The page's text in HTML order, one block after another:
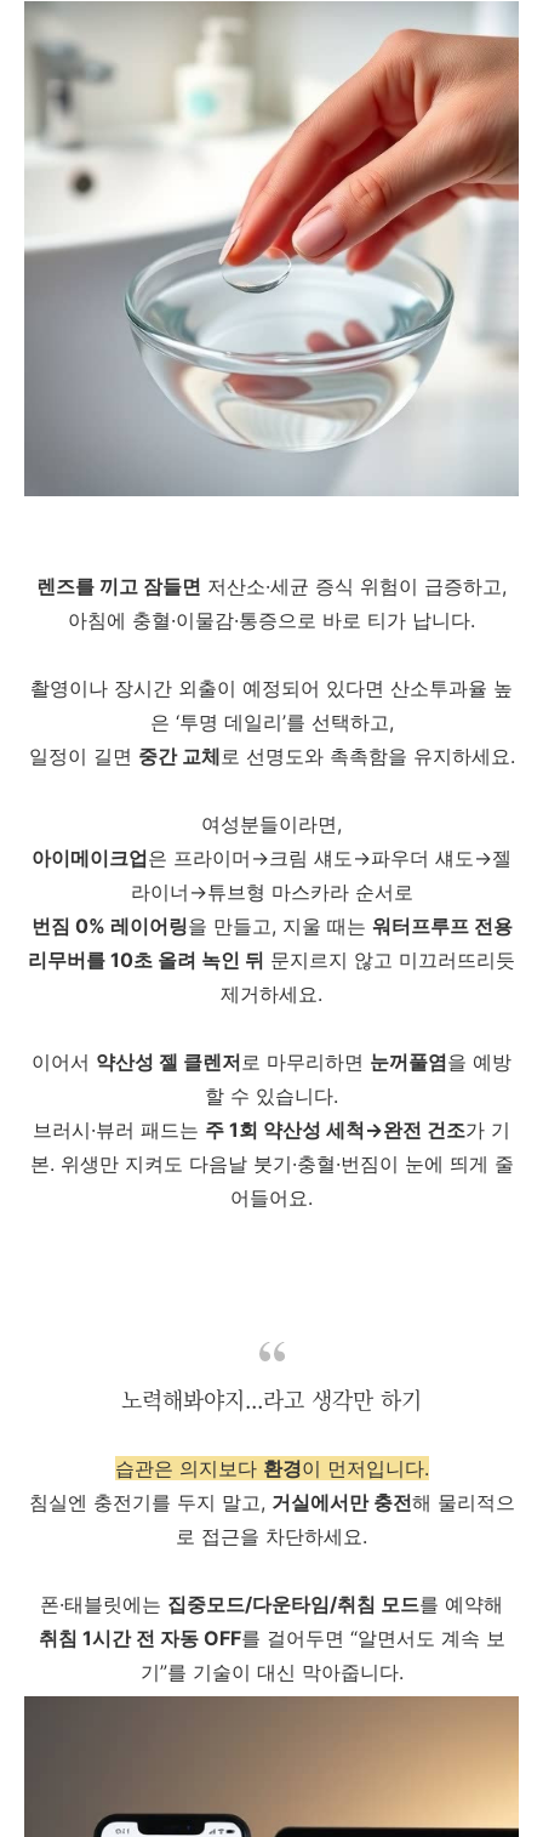
렌즈를 끼고 잠들면 저산소·세균 증식 위험이 급증하고,
아침에 충혈·이물감·통증으로 바로 티가 납니다.
촬영이나 장시간 외출이 예정되어 있다면 산소투과율 높
은 ‘투명 데일리’를 선택하고,
일정이 길면 중간 교체로 선명도와 촉촉함을 유지하세요.
여성분들이라면,
아이메이크업은 프라이머→크림 섀도→파우더 섀도→젤
라이너→튜브형 마스카라 순서로
번짐 0% 레이어링을 만들고, 지울 때는 워터프루프 전용
리무버를 10초 올려 녹인 뒤 문지르지 않고 미끄러뜨리듯
제거하세요.
이어서 약산성 젤 클렌저로 마무리하면 눈꺼풀염을 예방
할 수 있습니다.
브러시·뷰러 패드는 주 1회 약산성 세척→완전 건조가 기
본. 위생만 지켜도 다음날 붓기·충혈·번짐이 눈에 띄게 줄
어들어요.
노력해봐야지...라고 생각만 하기
습관은 의지보다 환경이 먼저입니다.
침실엔 충전기를 두지 말고, 거실에서만 충전해 물리적으
로 접근을 차단하세요.
폰·태블릿에는 집중모드/다운타임/취침 모드를 예약해
취침 1시간 전 자동 OFF를 걸어두면 “알면서도 계속 보
기”를 기술이 대신 막아줍니다.